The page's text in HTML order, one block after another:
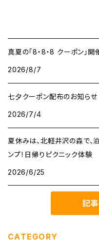
真夏の「8・8・8 クーポン」開
2026/8/7
七夕クーポン配布のお知らせ
2026/7/4
夏休みは、北軽井沢の森で、
ンプ！日帰りピクニック体験
2026/6/25
記
CATEGORY